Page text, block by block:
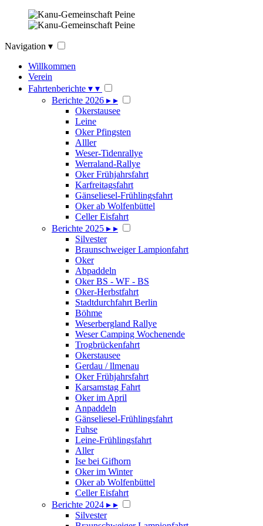
Navigation ▾
Willkommen
Verein
Fahrtenberichte ▾ ▾
Berichte 2026 ▸ ▸
Okerstausee
Leine
Oker Pfingsten
Alller
Weser-Tidenrallye
Werraland-Rallye
Oker Frühjahrsfahrt
Karfreitagsfahrt
Gänseliesel-Frühlingsfahrt
Oker ab Wolfenbüttel
Celler Eisfahrt
Berichte 2025 ▸ ▸
Silvester
Braunschweiger Lampionfahrt
Oker
Abpaddeln
Oker BS - WF - BS
Oker-Herbstfahrt
Stadtdurchfahrt Berlin
Böhme
Weserbergland Rallye
Weser Camping Wochenende
Trogbrückenfahrt
Okerstausee
Gerdau / llmenau
Oker Frühjahrsfahrt
Karsamstag Fahrt
Oker im April
Anpaddeln
Gänseliesel-Frühlingsfahrt
Fuhse
Leine-Frühlingsfahrt
Aller
Ise bei Gifhorn
Oker im Winter
Oker ab Wolfenbüttel
Celler Eisfahrt
Berichte 2024 ▸ ▸
Silvester